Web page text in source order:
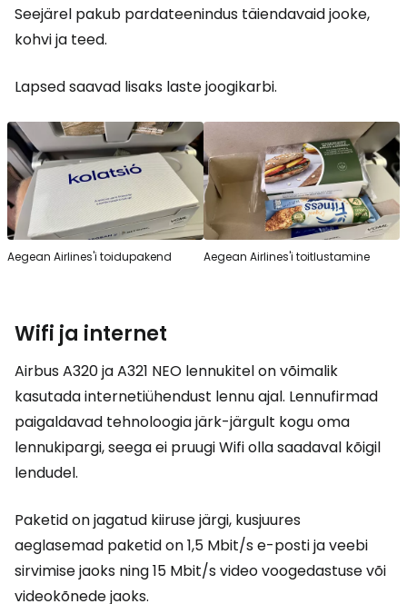
Seejärel pakub pardateenindus täiendavaid jooke,
kohvi ja teed.
Lapsed saavad lisaks laste joogikarbi.
Aegean Airlines'i toidupakend Aegean Airlines'i toitlustamine
Wifi ja internet
Airbus A320 ja A321 NEO lennukitel on võimalik
kasutada internetiühendust lennu ajal. Lennufirmad
paigaldavad tehnoloogia järk-järgult kogu oma
lennukipargi, seega ei pruugi Wifi olla saadaval kõigil
lendudel.
Paketid on jagatud kiiruse järgi, kusjuures
aeglasemad paketid on 1,5 Mbit/s e-posti ja veebi
sirvimise jaoks ning 15 Mbit/s video voogedastuse või
videokõnede jaoks.